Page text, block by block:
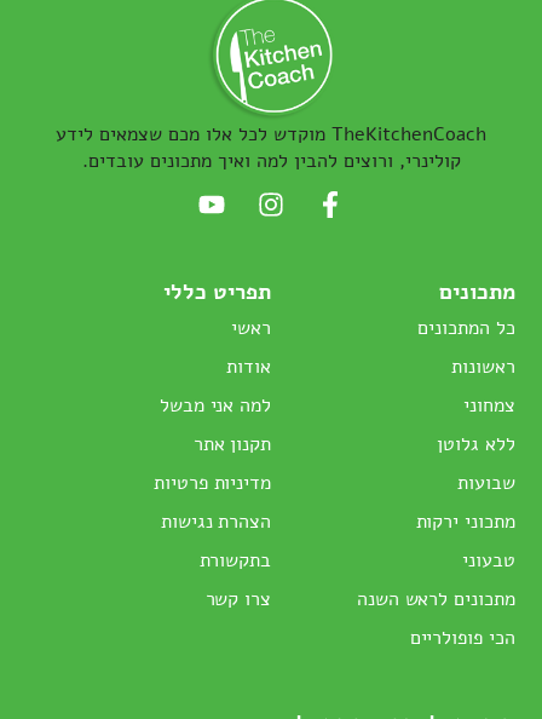
TheKitchenCoach מוקדש לכל אלו מכם שצמאים לידע
קולינרי, ורוצים להבין למה ואיך מתכונים עובדים.
מתכונים
כל המתכונים
ראשונות
צמחוני
ללא גלוטן
שבועות
מתכוני ירקות
טבעוני
מתכונים לראש השנה
הכי פופולריים
תפריט כללי
ראשי
אודות
למה אני מבשל
תקנון אתר
מדיניות פרטיות
הצהרת נגישות
בתקשורת
צרו קשר